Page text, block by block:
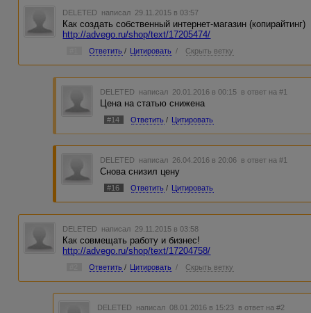
DELETED написал 29.11.2015 в 03:57
Как создать собственный интернет-магазин (копирайтинг)
http://advego.ru/shop/text/17205474/
Ответить / Цитировать / Скрыть ветку
DELETED написал 20.01.2016 в 00:15 в ответ на #1
Цена на статью снижена
#14 Ответить / Цитировать
DELETED написал 26.04.2016 в 20:06 в ответ на #1
Снова снизил цену
#16 Ответить / Цитировать
DELETED написал 29.11.2015 в 03:58
Как совмещать работу и бизнес!
http://advego.ru/shop/text/17204758/
Ответить / Цитировать / Скрыть ветку
DELETED написал 08.01.2016 в 15:23 в ответ на #2